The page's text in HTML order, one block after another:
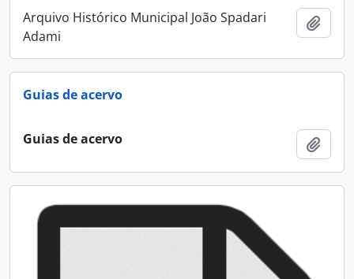
Arquivo Histórico Municipal João Spadari
Adami
Guias de acervo
Guias de acervo